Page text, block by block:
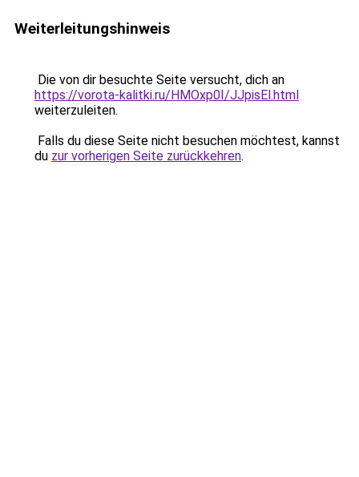
Weiterleitungshinweis
Die von dir besuchte Seite versucht, dich an
https://vorota-kalitki.ru/HMOxp0I/JJpisEl.html
weiterzuleiten.
Falls du diese Seite nicht besuchen möchtest, kannst
du zur vorherigen Seite zurückkehren.